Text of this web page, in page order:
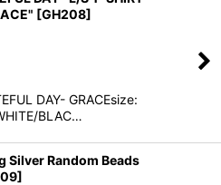
[GH208]
DAY- GRACEsize:
BLAC…
Silver Random Beads
]